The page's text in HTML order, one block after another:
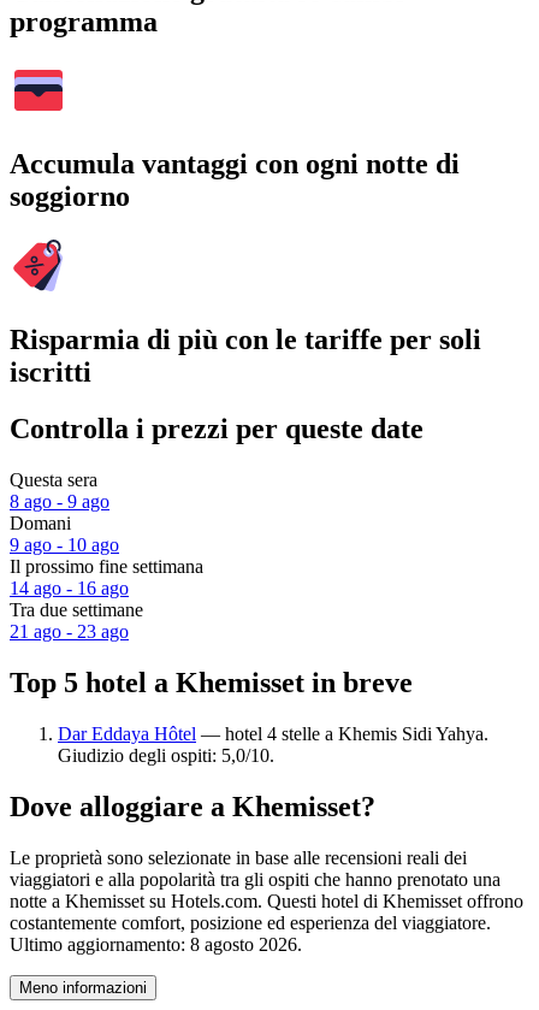
programma
Accumula vantaggi con ogni notte di
soggiorno
Risparmia di più con le tariffe per soli
iscritti
Controlla i prezzi per queste date
Questa sera
8 ago - 9 ago
Domani
9 ago - 10 ago
Il prossimo fine settimana
14 ago - 16 ago
Tra due settimane
21 ago - 23 ago
Top 5 hotel a Khemisset in breve
Dar Eddaya Hôtel — hotel 4 stelle a Khemis Sidi Yahya.
Giudizio degli ospiti: 5,0/10.
Dove alloggiare a Khemisset?
Le proprietà sono selezionate in base alle recensioni reali dei
viaggiatori e alla popolarità tra gli ospiti che hanno prenotato una
notte a Khemisset su Hotels.com. Questi hotel di Khemisset offrono
costantemente comfort, posizione ed esperienza del viaggiatore.
Ultimo aggiornamento: 8 agosto 2026.
Meno informazioni